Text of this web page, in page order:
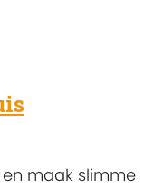
maak slimme